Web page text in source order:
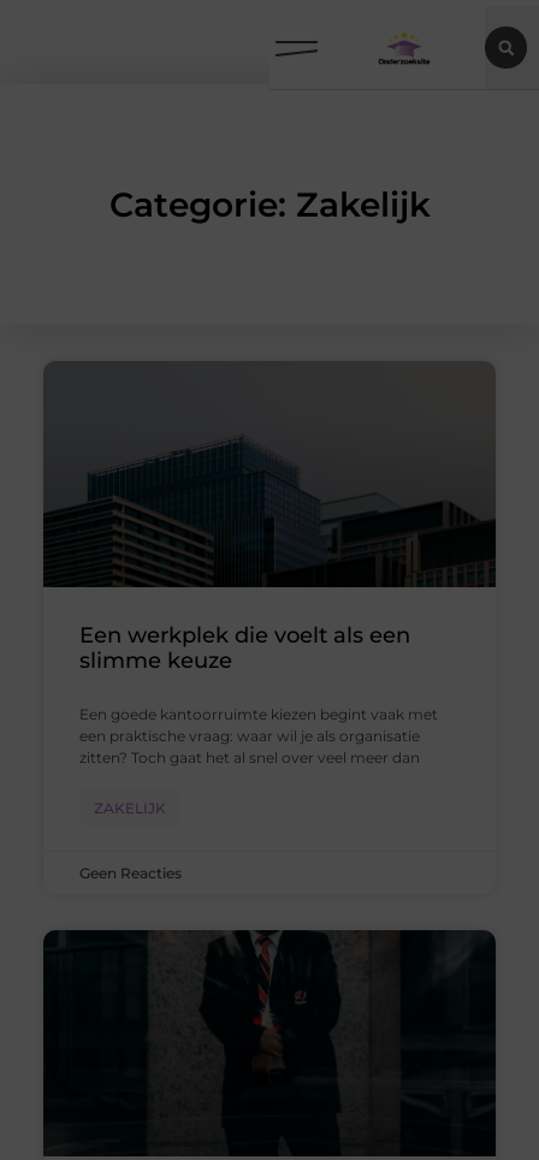
Categorie: Zakelijk
Een werkplek die voelt als een
slimme keuze
Een goede kantoorruimte kiezen begint vaak met
een praktische vraag: waar wil je als organisatie
zitten? Toch gaat het al snel over veel meer dan
ZAKELIJK
Geen Reacties